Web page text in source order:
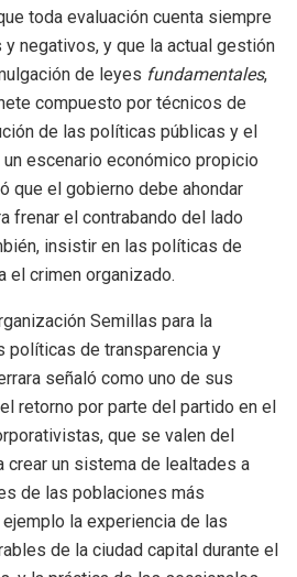
toda evaluación cuenta siempre
negativos, y que la actual gestión
de leyes fundamentales,
compuesto por técnicos de
de las políticas públicas y el
escenario económico propicio
que el gobierno debe ahondar
frenar el contrabando del lado
insistir en las políticas de
el crimen organizado.
Semillas para la
políticas de transparencia y
señaló como uno de sus
retorno por parte del partido en el
que se valen del
crear un sistema de lealtades a
de las poblaciones más
la experiencia de las
de la ciudad capital durante el